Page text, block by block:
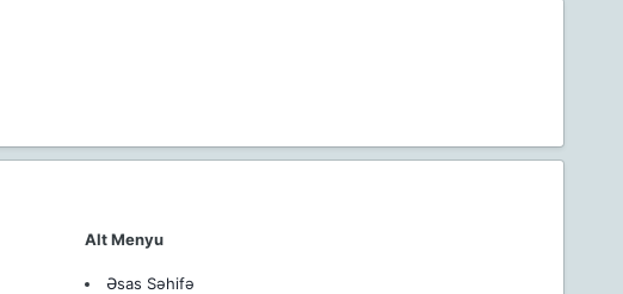
Alt Menyu
Əsas Səhifə